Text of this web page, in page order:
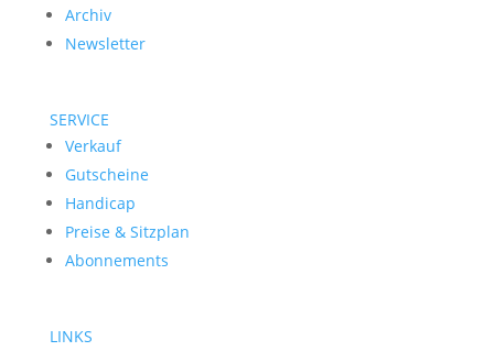
Archiv
Newsletter
SERVICE
Verkauf
Gutscheine
Handicap
Preise & Sitzplan
Abonnements
LINKS